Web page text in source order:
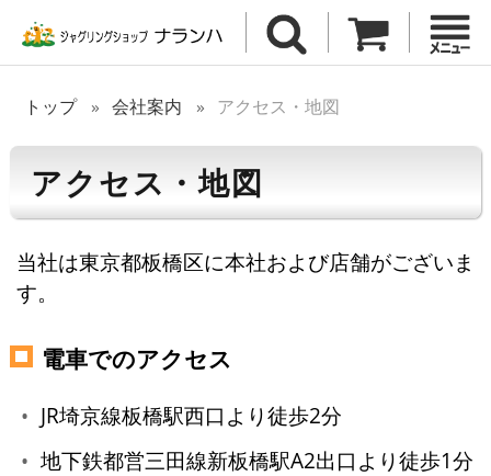
トップ 会社案内 アクセス・地図
アクセス・地図
当社は東京都板橋区に本社および店舗がございま
す。
電車でのアクセス
JR埼京線板橋駅西口より徒歩2分
地下鉄都営三田線新板橋駅A2出口より徒歩1分